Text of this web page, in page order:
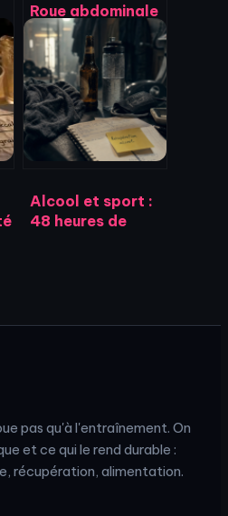
Roue abdominale
: 3 exercices pour
muscler vos
abdos sans vous
blesser
Alcool et sport :
48 heures de
pas qu'à l'entraînement. On
et ce qui le rend durable :
récupération, alimentation.